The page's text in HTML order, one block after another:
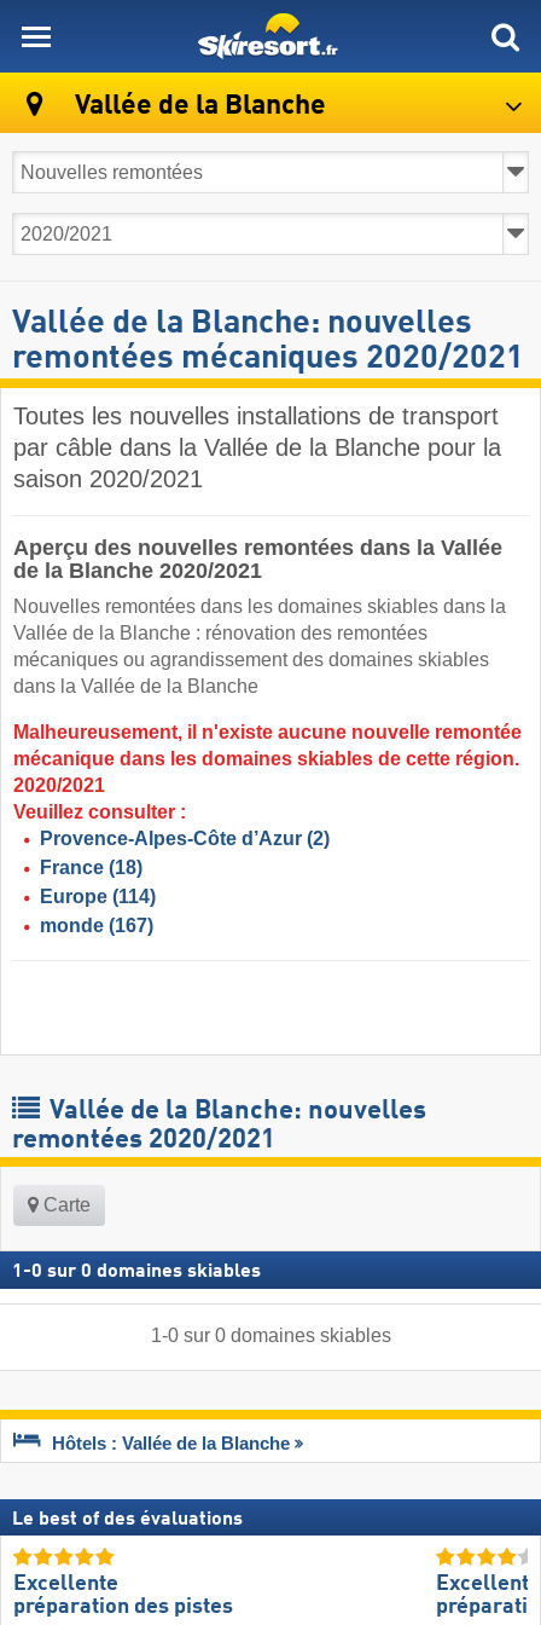
Vallée de la Blanche
Vallée de la Blanche: nouvelles
remontées mécaniques 2020/2021
Toutes les nouvelles installations de transport
par câble dans la Vallée de la Blanche pour la
saison 2020/2021
Aperçu des nouvelles remontées dans la Vallée
de la Blanche 2020/2021
Nouvelles remontées dans les domaines skiables dans la
Vallée de la Blanche : rénovation des remontées
mécaniques ou agrandissement des domaines skiables
dans la Vallée de la Blanche
Malheureusement, il n'existe aucune nouvelle remontée
mécanique dans les domaines skiables de cette région.
2020/2021
Veuillez consulter :
Provence-Alpes-Côte d’Azur (2)
France (18)
Europe (114)
monde (167)
Vallée de la Blanche: nouvelles
remontées 2020/2021
Carte
1 -0 sur 0 domaines skiables
1-0sur 0 domaines skiables
Hôtels : Vallée de la Blanche
Le best of des évaluations
Excellente
préparation des pistes
Excellente